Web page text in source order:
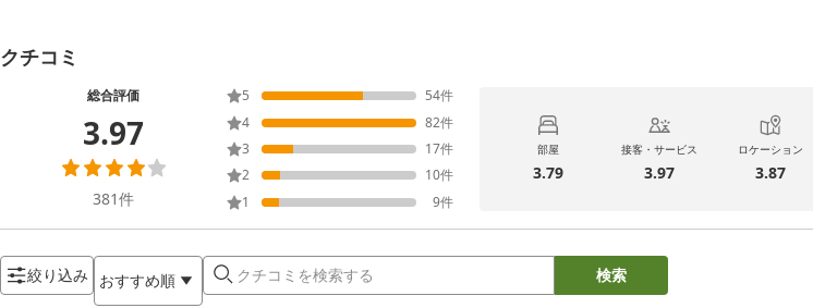
クチコミ
総合評価
3.97
381件
5 54件
4
82件
3
17件
2
10件
1
9件
部屋
3.79
接客・サービス
3.97
ロケーション
3.87
絞り込み おすすめ順 検索